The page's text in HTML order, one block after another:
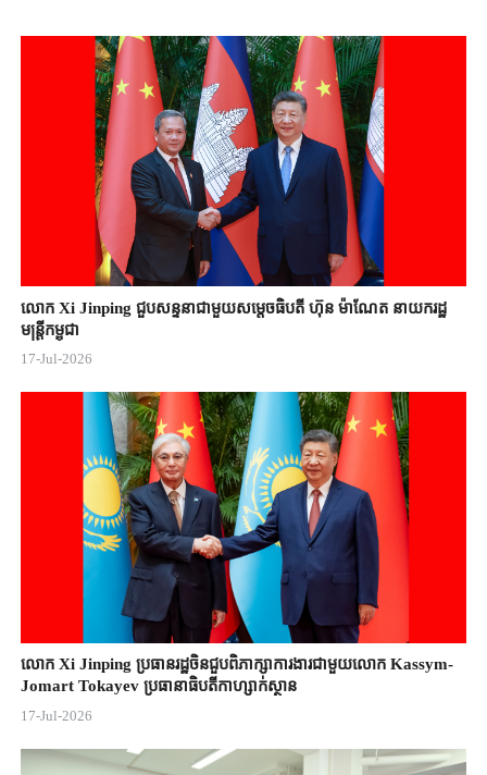
លោក Xi Jinping ជួបសន្ទនាជាមួយសម្តេចធិបតី ហ៊ុន ម៉ាណែត នាយករដ្ឋ
មន្ត្រីកម្ពុជា
17-Jul-2026
លោក Xi Jinping ប្រធានរដ្ឋចិន​ជួបពិភាក្សា​ការងារជាមួយ​លោក Kassym-
Jomart ​Tokayev ​ប្រធានាធិបតី​កាហ្សាក់ស្ថាន​
17-Jul-2026